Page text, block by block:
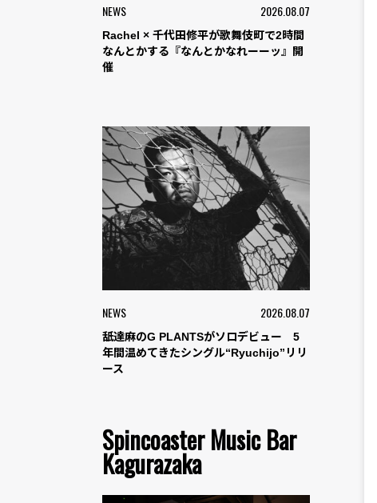
NEWS 2026.08.07
Rachel × 千代田修平が歌舞伎町で2時間
なんとかする『なんとかなれーーッ』開
催
NEWS 2026.08.07
舐達麻のG PLANTSがソロデビュー 5
年間温めてきたシングル“Ryuchijo”リリ
ース
Spincoaster Music Bar
Kagurazaka